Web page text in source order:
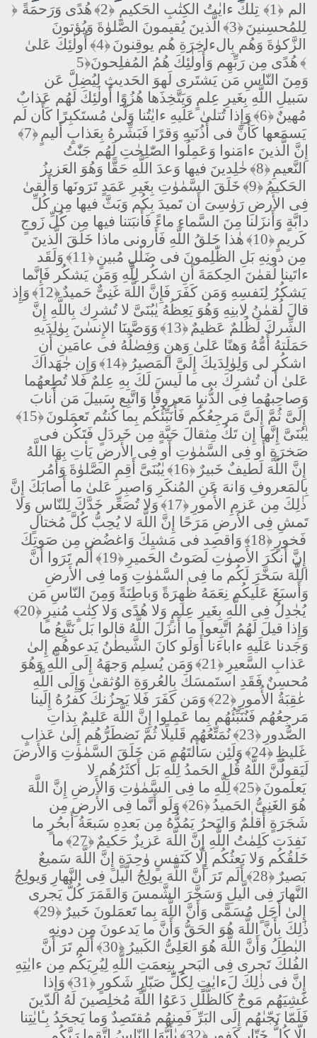
﴿ الم ﴿1﴾ تِلكَ ءايٰتُ الكِتٰبِ الحَكيمِ ﴿2﴾
هُدًى وَرَحمَةً
لِلمُحسِنينَ﴿3﴾
الَّذينَ يُقيمونَ الصَّلوٰةَ وَيُؤتونَ
الزَّكوٰةَ وَهُم بِالءاخِرَةِ هُم يوقِنونَ﴿4﴾
أُولٰئِكَ عَلىٰ
هُدًى مِن رَبِّهِم وَأُولٰئِكَ هُمُ المُفلِحونَ﴿5﴾
وَمِنَ النّاسِ مَن يَشتَرى لَهوَ الحَديثِ لِيُضِلَّ عَن
سَبيلِ اللَّهِ بِغَيرِ عِلمٍ وَيَتَّخِذَها هُزُوًا أُولٰئِكَ لَهُم عَذابٌ
مُهينٌ﴿6﴾
وَإِذا تُتلىٰ عَلَيهِ ءايٰتُنا وَلّىٰ مُستَكبِرًا كَأَن لَم
يَسمَعها كَأَنَّ فى أُذُنَيهِ وَقرًا فَبَشِّرهُ بِعَذابٍ أَليمٍ ﴿7﴾
إِنَّ الَّذينَ ءامَنوا وَعَمِلُوا الصّٰلِحٰتِ لَهُم جَنّٰتُ
النَّعيمِ ﴿8﴾
خٰلِدينَ فيها وَعدَ اللَّهِ حَقًّا وَهُوَ العَزيزُ
الحَكيمُ ﴿9﴾
خَلَقَ السَّمٰوٰتِ بِغَيرِ عَمَدٍ تَرَونَها وَأَلقىٰ
فِى الأَرضِ رَوٰسِىَ أَن تَميدَ بِكُم وَبَثَّ فيها مِن كُلِّ
دابَّةٍ وَأَنزَلنا مِنَ السَّماءِ ماءً فَأَنبَتنا فيها مِن كُلِّ زَوجٍ
كَريمٍ ﴿10﴾
هٰذا خَلقُ اللَّهِ فَأَرونى ماذا خَلَقَ الَّذينَ
مِن دونِهِ بَلِ الظّٰلِمونَ فى ضَلٰلٍ مُبينٍ﴿11﴾
وَلَقَد
ءاتَينا لُقمٰنَ الحِكمَةَ أَنِ اشكُر لِلَّهِ وَمَن يَشكُر فَإِنَّما
يَشكُرُ لِنَفسِهِ وَمَن كَفَرَ فَإِنَّ اللَّهَ غَنِىٌّ حَميدٌ﴿12﴾
وَإِذ
قالَ لُقمٰنُ لِابنِهِ وَهُوَ يَعِظُهُ يٰبُنَىَّ لا تُشرِك بِاللَّهِ إِنَّ
الشِّركَ لَظُلمٌ عَظيمٌ ﴿13﴾
وَوَصَّينَا الإِنسٰنَ بِوٰلِدَيهِ
حَمَلَتهُ أُمُّهُ وَهنًا عَلىٰ وَهنٍ وَفِصٰلُهُ فى عامَينِ أَنِ
اشكُر لى وَلِوٰلِدَيكَ إِلَىَّ المَصيرُ ﴿14﴾
وَإِن جٰهَداكَ
عَلىٰ أَن تُشرِكَ بى ما لَيسَ لَكَ بِهِ عِلمٌ فَلا تُطِعهُما
وَصاحِبهُما فِى الدُّنيا مَعروفًا وَاتَّبِع سَبيلَ مَن أَنابَ
إِلَىَّ ثُمَّ إِلَىَّ مَرجِعُكُم فَأُنَبِّئُكُم بِما كُنتُم تَعمَلونَ﴿15﴾
يٰبُنَىَّ إِنَّها إِن تَكُ مِثقالَ حَبَّةٍ مِن خَردَلٍ فَتَكُن فى
صَخرَةٍ أَو فِى السَّمٰوٰتِ أَو فِى الأَرضِ يَأتِ بِهَا اللَّهُ
إِنَّ اللَّهَ لَطيفٌ خَبيرٌ ﴿16﴾
يٰبُنَىَّ أَقِمِ الصَّلوٰةَ وَأمُر
بِالمَعروفِ وَانهَ عَنِ المُنكَرِ وَاصبِر عَلىٰ ما أَصابَكَ إِنَّ
ذٰلِكَ مِن عَزمِ الأُمورِ ﴿17﴾
وَلا تُصَعِّر خَدَّكَ لِلنّاسِ وَلا
تَمشِ فِى الأَرضِ مَرَحًا إِنَّ اللَّهَ لا يُحِبُّ كُلَّ مُختالٍ
فَخورٍ ﴿18﴾
وَاقصِد فى مَشيِكَ وَاغضُض مِن صَوتِكَ
إِنَّ أَنكَرَ الأَصوٰتِ لَصَوتُ الحَميرِ ﴿19﴾
أَلَم تَرَوا أَنَّ
اللَّهَ سَخَّرَ لَكُم ما فِى السَّمٰوٰتِ وَما فِى الأَرضِ
وَأَسبَغَ عَلَيكُم نِعَمَهُ ظٰهِرَةً وَباطِنَةً وَمِنَ النّاسِ مَن
يُجٰدِلُ فِى اللَّهِ بِغَيرِ عِلمٍ وَلا هُدًى وَلا كِتٰبٍ مُنيرٍ ﴿20﴾
وَإِذا قيلَ لَهُمُ اتَّبِعوا ما أَنزَلَ اللَّهُ قالوا بَل نَتَّبِعُ ما
وَجَدنا عَلَيهِ ءاباءَنا أَوَلَو كانَ الشَّيطٰنُ يَدعوهُم إِلىٰ
عَذابِ السَّعيرِ ﴿21﴾
وَمَن يُسلِم وَجهَهُ إِلَى اللَّهِ وَهُوَ
مُحسِنٌ فَقَدِ استَمسَكَ بِالعُروَةِ الوُثقىٰ وَإِلَى اللَّهِ
عٰقِبَةُ الأُمورِ ﴿22﴾
وَمَن كَفَرَ فَلا يَحزُنكَ كُفرُهُ إِلَينا
مَرجِعُهُم فَنُنَبِّئُهُم بِما عَمِلوا إِنَّ اللَّهَ عَليمٌ بِذاتِ
الصُّدورِ ﴿23﴾
نُمَتِّعُهُم قَليلًا ثُمَّ نَضطَرُّهُم إِلىٰ عَذابٍ
غَليظٍ﴿24﴾
وَلَئِن سَأَلتَهُم مَن خَلَقَ السَّمٰوٰتِ وَالأَرضَ
لَيَقولُنَّ اللَّهُ قُلِ الحَمدُ لِلَّهِ بَل أَكثَرُهُم لا
يَعلَمونَ﴿25﴾
لِلَّهِ ما فِى السَّمٰوٰتِ وَالأَرضِ إِنَّ اللَّهَ
هُوَ الغَنِىُّ الحَميدُ﴿26﴾
وَلَو أَنَّما فِى الأَرضِ مِن
شَجَرَةٍ أَقلٰمٌ وَالبَحرُ يَمُدُّهُ مِن بَعدِهِ سَبعَةُ أَبحُرٍ ما
نَفِدَت كَلِمٰتُ اللَّهِ إِنَّ اللَّهَ عَزيزٌ حَكيمٌ ﴿27﴾
ما
خَلقُكُم وَلا بَعثُكُم إِلّا كَنَفسٍ وٰحِدَةٍ إِنَّ اللَّهَ سَميعٌ
بَصيرٌ ﴿28﴾
أَلَم تَرَ أَنَّ اللَّهَ يولِجُ الَّيلَ فِى النَّهارِ وَيولِجُ
النَّهارَ فِى الَّيلِ وَسَخَّرَ الشَّمسَ وَالقَمَرَ كُلٌّ يَجرى
إِلىٰ أَجَلٍ مُسَمًّى وَأَنَّ اللَّهَ بِما تَعمَلونَ خَبيرٌ ﴿29﴾
ذٰلِكَ بِأَنَّ اللَّهَ هُوَ الحَقُّ وَأَنَّ ما يَدعونَ مِن دونِهِ
البٰطِلُ وَأَنَّ اللَّهَ هُوَ العَلِىُّ الكَبيرُ ﴿30﴾
أَلَم تَرَ أَنَّ
الفُلكَ تَجرى فِى البَحرِ بِنِعمَتِ اللَّهِ لِيُرِيَكُم مِن ءايٰتِهِ
إِنَّ فى ذٰلِكَ لَءايٰتٍ لِكُلِّ صَبّارٍ شَكورٍ ﴿31﴾
وَإِذا
غَشِيَهُم مَوجٌ كَالظُّلَلِ دَعَوُا اللَّهَ مُخلِصينَ لَهُ الدّينَ
فَلَمّا نَجّىٰهُم إِلَى البَرِّ فَمِنهُم مُقتَصِدٌ وَما يَجحَدُ بِـٔايٰتِنا